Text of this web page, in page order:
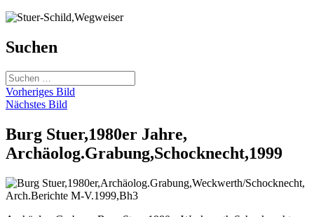
Suchen
Suchen
nach:
Vorheriges Bild
Nächstes Bild
Burg Stuer,1980er Jahre,
Archäolog.Grabung,Schocknecht,1999